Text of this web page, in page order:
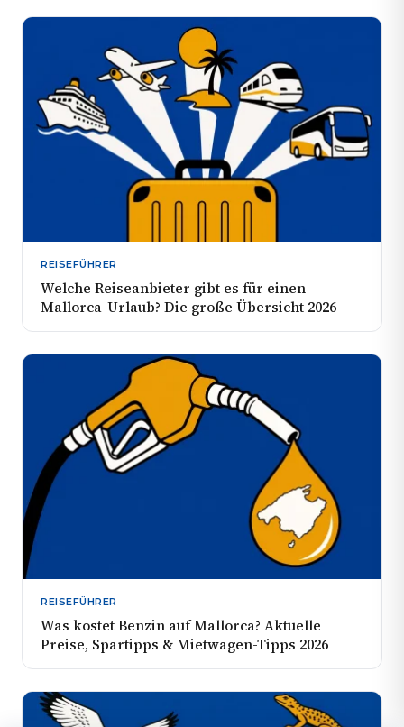
REISEFÜHRER
Welche Reiseanbieter gibt es für einen
Mallorca-Urlaub? Die große Übersicht 2026
REISEFÜHRER
Was kostet Benzin auf Mallorca? Aktuelle
Preise, Spartipps & Mietwagen-Tipps 2026